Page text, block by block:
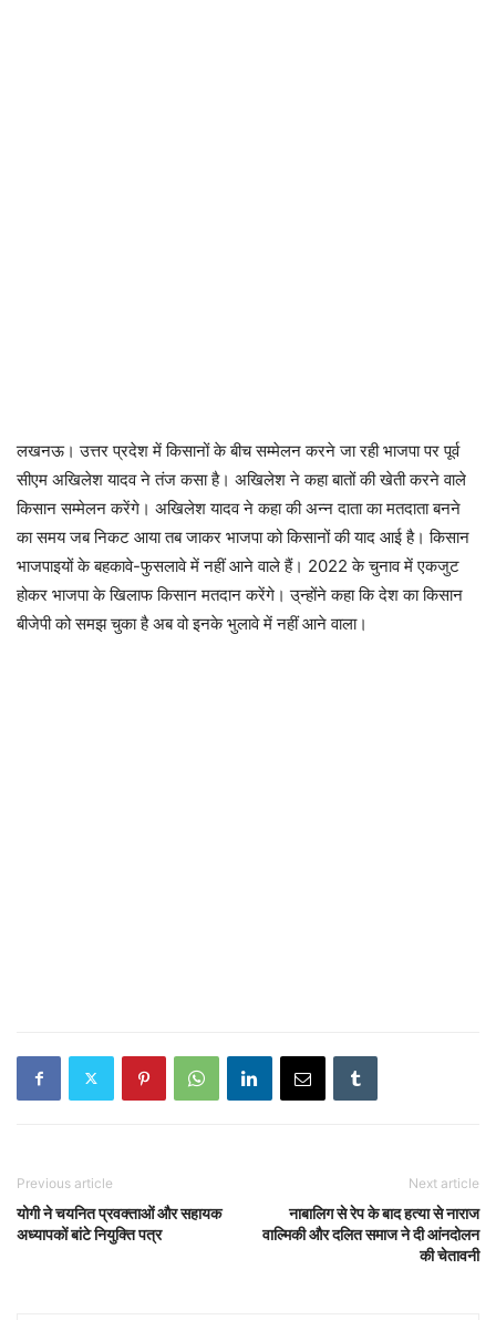
लखनऊ। उत्तर प्रदेश में किसानों के बीच सम्मेलन करने जा रही भाजपा पर पूर्व
सीएम अखिलेश यादव ने तंज कसा है। अखिलेश ने कहा बातों की खेती करने वाले
किसान सम्मेलन करेंगे। अखिलेश यादव ने कहा की अन्न दाता का मतदाता बनने
का समय जब निकट आया तब जाकर भाजपा को किसानों की याद आई है। किसान
भाजपाइयों के बहकावे-फुसलावे में नहीं आने वाले हैं। 2022 के चुनाव में एकजुट
होकर भाजपा के खिलाफ किसान मतदान करेंगे। उ्न्होंने कहा कि देश का किसान
बीजेपी को समझ चुका है अब वो इनके भुलावे में नहीं आने वाला।
Previous article
योगी ने चयनित प्रवक्ताओं और सहायक
अध्यापकों बांटे नियुक्ति पत्र
Next article
नाबालिग से रेप के बाद हत्या से नाराज
वाल्मिकी और दलित समाज ने दी आंनदोलन
की चेतावनी